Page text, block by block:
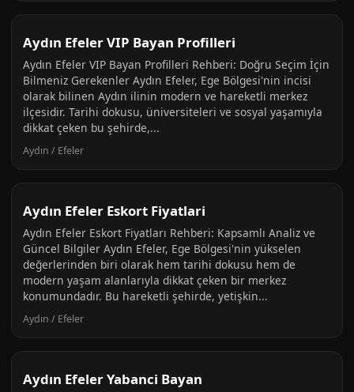
Aydın Efeler VIP Bayan Profilleri
Aydın Efeler VIP Bayan Profilleri Rehberi: Doğru Seçim İçin
Bilmeniz Gerekenler Aydın Efeler, Ege Bölgesi'nin incisi
olarak bilinen Aydın ilinin modern ve hareketli merkez
ilçesidir. Tarihi dokusu, üniversiteleri ve sosyal yaşamıyla
dikkat çeken bu şehirde,...
Aydın / Efeler
Aydın Efeler Eskort Fiyatlari
Aydın Efeler Eskort Fiyatları Rehberi: Kapsamlı Analiz ve
Güncel Bilgiler Aydın Efeler, Ege Bölgesi'nin yükselen
değerlerinden biri olarak hem tarihi dokusu hem de
modern yaşam alanlarıyla dikkat çeken bir merkez
konumundadır. Bu hareketli şehirde, yetişkin...
Aydın / Efeler
Aydın Efeler Yabanci Bayan